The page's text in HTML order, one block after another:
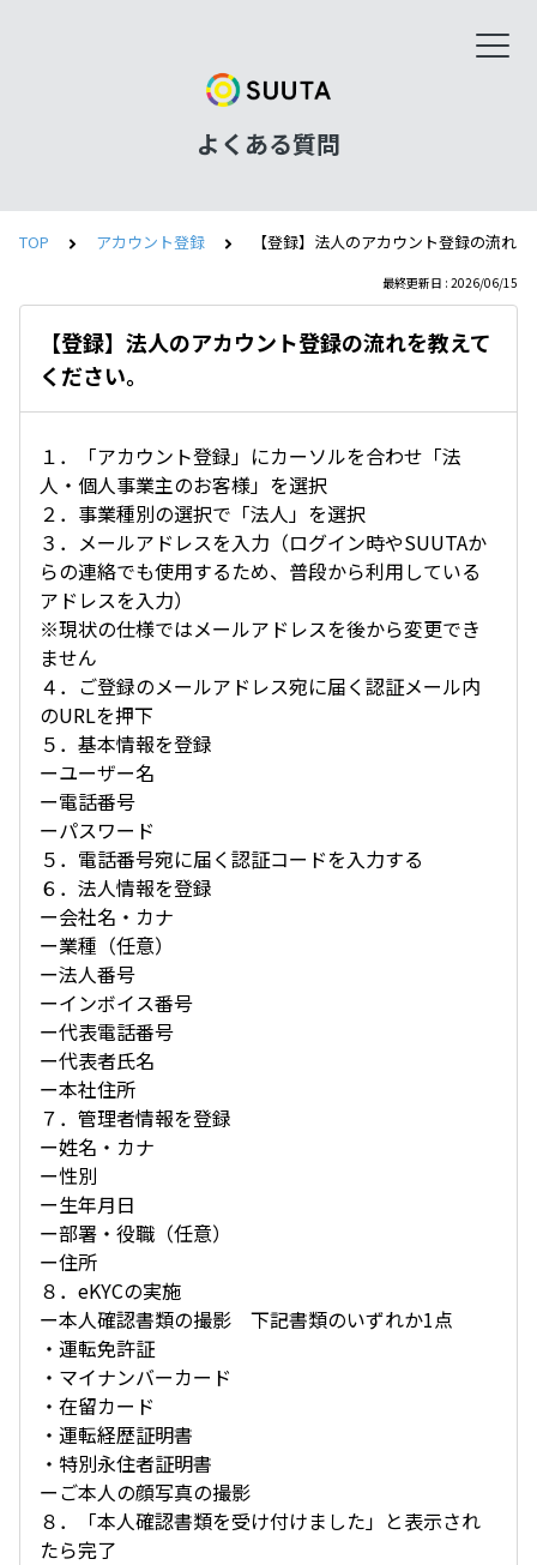
よくある質問
TOP アカウント登録 【登録】法人のアカウント登録の流れ
最終更新日 : 2026/06/15
【登録】法人のアカウント登録の流れを教えて
ください。
１．「アカウント登録」にカーソルを合わせ「法
人・個人事業主のお客様」を選択
２．事業種別の選択で「法人」を選択
３．メールアドレスを入力（ログイン時やSUUTAか
らの連絡でも使用するため、普段から利用している
アドレスを入力）
※現状の仕様ではメールアドレスを後から変更でき
ません
４．ご登録のメールアドレス宛に届く認証メール内
のURLを押下
５．基本情報を登録
ーユーザー名
ー電話番号
ーパスワード
５．電話番号宛に届く認証コードを入力する
６．法人情報を登録
ー会社名・カナ
ー業種（任意）
ー法人番号
ーインボイス番号
ー代表電話番号
ー代表者氏名
ー本社住所
７．管理者情報を登録
ー姓名・カナ
ー性別
ー生年月日
ー部署・役職（任意）
ー住所
８．eKYCの実施
ー本人確認書類の撮影 下記書類のいずれか1点
・運転免許証
・マイナンバーカード
・在留カード
・運転経歴証明書
・特別永住者証明書
ーご本人の顔写真の撮影
８．「本人確認書類を受け付けました」と表示され
たら完了